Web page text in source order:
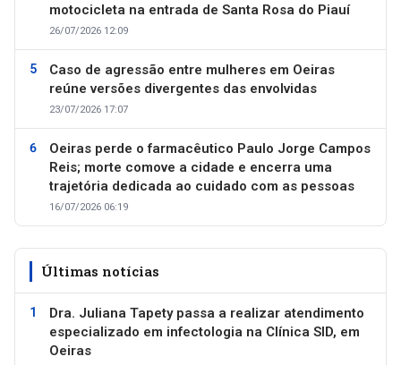
motocicleta na entrada de Santa Rosa do Piauí
26/07/2026 12:09
Caso de agressão entre mulheres em Oeiras
reúne versões divergentes das envolvidas
23/07/2026 17:07
Oeiras perde o farmacêutico Paulo Jorge Campos
Reis; morte comove a cidade e encerra uma
trajetória dedicada ao cuidado com as pessoas
16/07/2026 06:19
Últimas notícias
Dra. Juliana Tapety passa a realizar atendimento
especializado em infectologia na Clínica SID, em
Oeiras